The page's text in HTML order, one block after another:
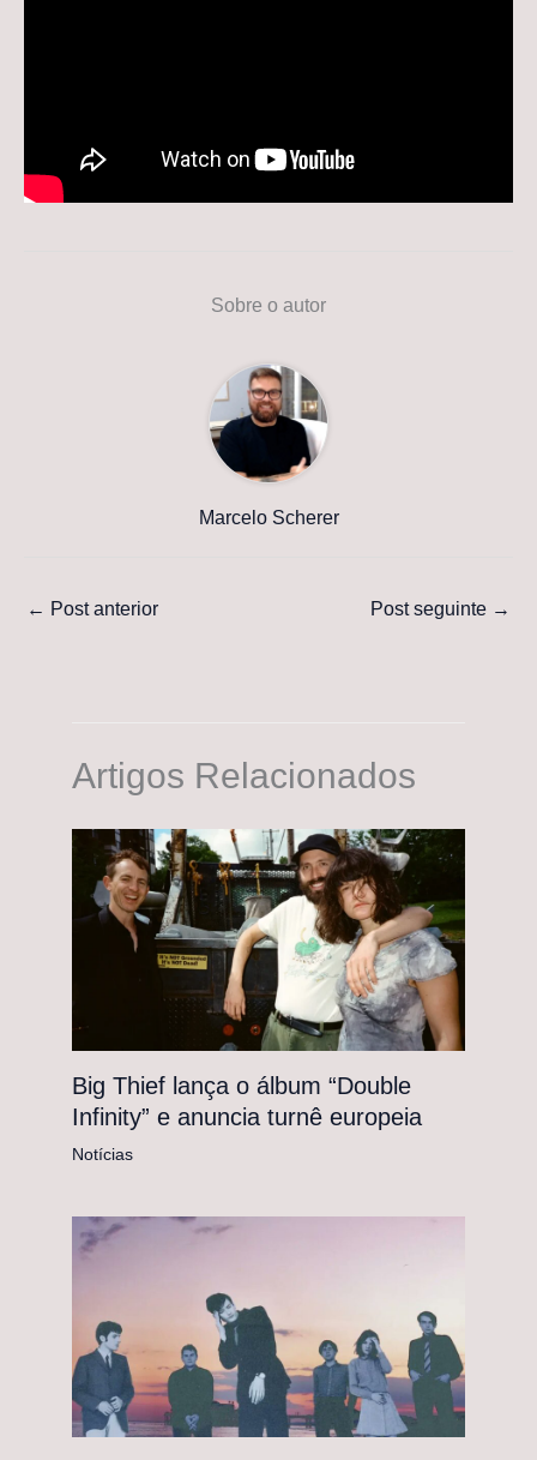
Sobre o autor
Marcelo Scherer
← Post anterior Post seguinte →
Artigos Relacionados
Big Thief lança o álbum “Double
Infinity” e anuncia turnê europeia
Notícias